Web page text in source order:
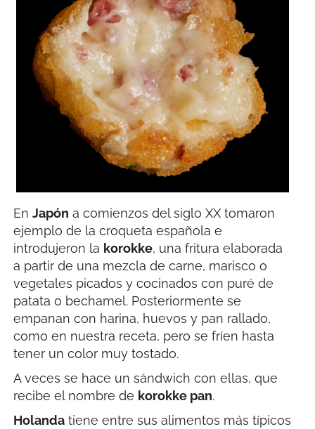
EnJapón a comienzos del siglo XX tomaron
ejemplo de la croqueta española e
introdujeron la korokke, una fritura elaborada
a partir de una mezcla de carne, marisco o
vegetales picados y cocinados con puré de
patata o bechamel. Posteriormente se
empanan con harina, huevos y pan rallado,
como en nuestra receta, pero se fríen hasta
tener un color muy tostado.
A veces se hace un sándwich con ellas, que
recibe el nombre de korokke pan.
Holanda tiene entre sus alimentos más típicos